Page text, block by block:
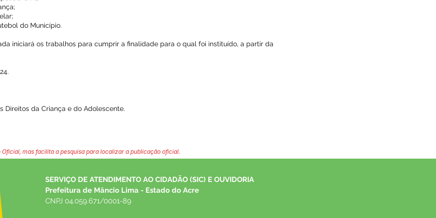
do Município.
iniciará os trabalhos para cumprir a finalidade para o qual foi instituído, a partir da
Direitos da Criança e do Adolescente.
mas facilita a pesquisa para localizar a publicação oficial.
SERVIÇO DE ATENDIMENTO AO CIDADÃO (SIC) E OUVIDORIA
Prefeitura de Mâncio Lima - Estado do Acre
CNPJ 04.059.671/0001-89